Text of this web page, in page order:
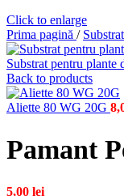
Click to enlarge
Prima pagină /
Substrat pentru plante
Back to products
Aliette 80 WG 20G
Pamant
5,00 lei